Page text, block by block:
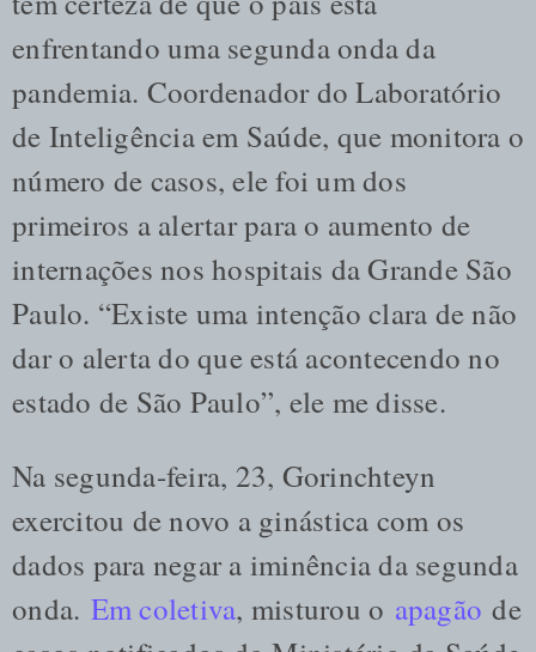
enfrentando uma segunda onda da
pandemia. Coordenador do Laboratório
de Inteligência em Saúde, que monitora o
número de casos, ele foi um dos
primeiros a alertar para o aumento de
internações nos hospitais da Grande São
Paulo. “Existe uma intenção clara de não
dar o alerta do que está acontecendo no
estado de São Paulo”, ele me disse.
Na segunda-feira, 23, Gorinchteyn
exercitou de novo a ginástica com os
dados para negar a iminência da segunda
onda. Em coletiva, misturou o apagãode